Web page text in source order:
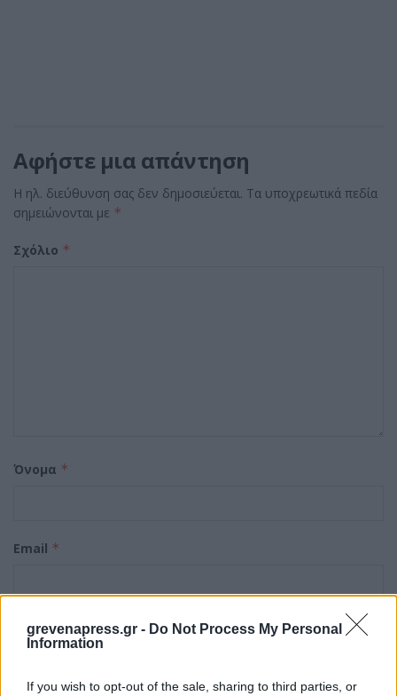
grevenapress.gr - Do Not Process My Personal
Information
If you wish to opt-out of the sale, sharing to third parties, or
Αφήστε μια απάντηση
Η ηλ. διεύθυνση σας δεν δημοσιεύεται. Τα υποχρεωτικά πεδία
σημειώνονται με *
Σχόλιο *
Όνομα *
Email *
Ιστότοπος